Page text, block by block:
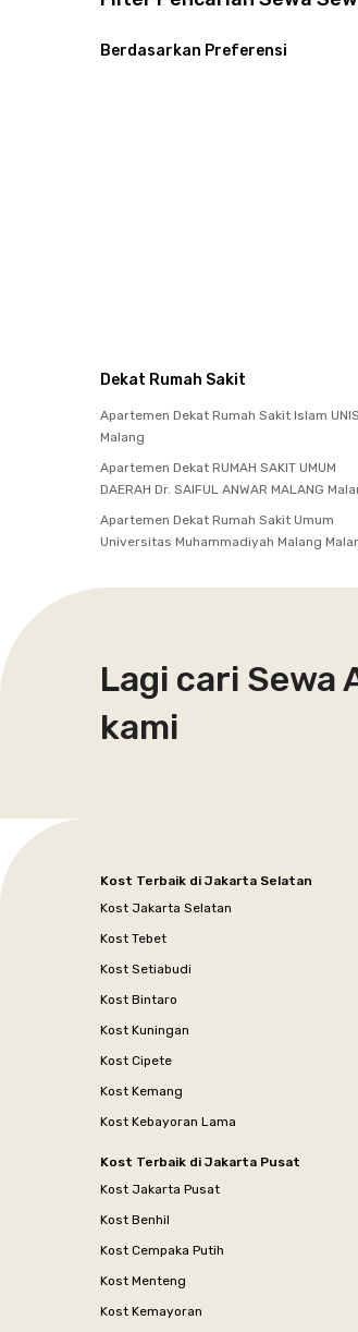
Berdasarkan Preferensi
Dekat Rumah Sakit
Apartemen Dekat Rumah Sakit Islam
Malang
Apartemen Dekat RUMAH SAKIT UMUM
DAERAH Dr. SAIFUL ANWAR MALANG
Apartemen Dekat Rumah Sakit Umum
Universitas Muhammadiyah Malang
Lagi cari Sewa
kami
Kost Terbaik di Jakarta Selatan
Kost Jakarta Selatan
Kost Tebet
Kost Setiabudi
Kost Bintaro
Kost Kuningan
Kost Cipete
Kost Kemang
Kost Kebayoran Lama
Kost Terbaik di Jakarta Pusat
Kost Jakarta Pusat
Kost Benhil
Kost Cempaka Putih
Kost Menteng
Kost Kemayoran